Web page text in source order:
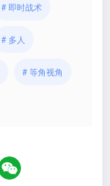
# 即时战术
# 多人
# 等角视角